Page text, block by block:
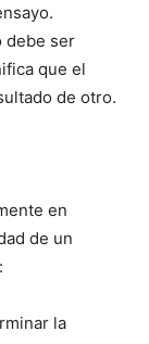
debe ser
que el
de otro.
en
de un
la